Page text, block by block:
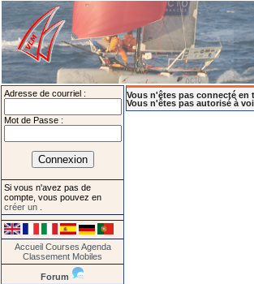
Adresse de courriel :
Mot de Passe :
Si vous n'avez pas de
compte, vous pouvez en
créer un
Accueil Courses Agenda
Classement Mobiles
Forum
Vous n'êtes pas connecté en
Vous n'êtes pas autorisé à